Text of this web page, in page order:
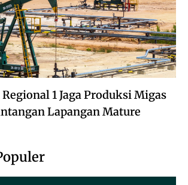
1 Jaga Produksi Migas
Lapangan Mature